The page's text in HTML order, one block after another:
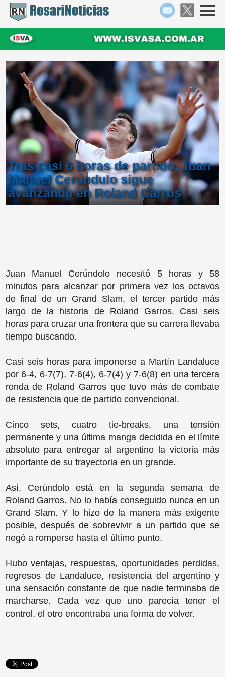
Tras casi 6 horas de partido, Juan
Manuel Cerúndulo sigue
avanzando en Roland Garros
Juan Manuel Cerúndolo necesitó 5 horas y 58
minutos para alcanzar por primera vez los octavos
de final de un Grand Slam, el tercer partido más
largo de la historia de Roland Garros. Casi seis
horas para cruzar una frontera que su carrera llevaba
tiempo buscando.
Casi seis horas para imponerse a Martín Landaluce
por 6-4, 6-7(7), 7-6(4), 6-7(4) y 7-6(8) en una tercera
ronda de Roland Garros que tuvo más de combate
de resistencia que de partido convencional.
Cinco sets, cuatro tie-breaks, una tensión
permanente y una última manga decidida en el límite
absoluto para entregar al argentino la victoria más
importante de su trayectoria en un grande.
Así, Cerúndolo está en la segunda semana de
Roland Garros. No lo había conseguido nunca en un
Grand Slam. Y lo hizo de la manera más exigente
posible, después de sobrevivir a un partido que se
negó a romperse hasta el último punto.
Hubo ventajas, respuestas, oportunidades perdidas,
regresos de Landaluce, resistencia del argentino y
una sensación constante de que nadie terminaba de
marcharse. Cada vez que uno parecía tener el
control, el otro encontraba una forma de volver.